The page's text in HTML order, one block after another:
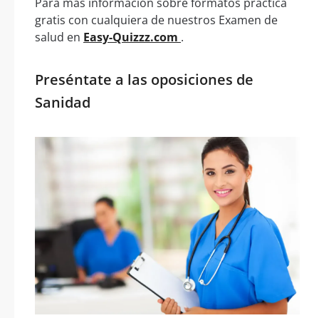
gratis con cualquiera de nuestros Examen de
salud en Easy-Quizzz.com .
Preséntate a las oposiciones de
Sanidad